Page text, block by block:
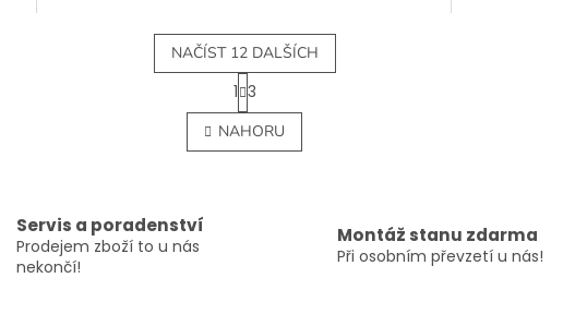
O
v
l
NAČÍST 12 DALŠÍCH
S
t
r
á
n
1 3
NAHORU
Servis a poradenství
Prodejem zboží to u nás
nekončí!
Montáž stanu zdarma
Při osobním převzetí u nás!